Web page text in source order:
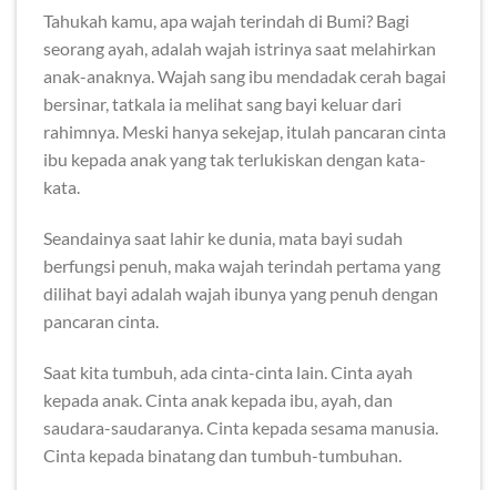
Tahukah kamu, apa wajah terindah di Bumi? Bagi
seorang ayah, adalah wajah istrinya saat melahirkan
anak-anaknya. Wajah sang ibu mendadak cerah bagai
bersinar, tatkala ia melihat sang bayi keluar dari
rahimnya. Meski hanya sekejap, itulah pancaran cinta
ibu kepada anak yang tak terlukiskan dengan kata-
kata.
Seandainya saat lahir ke dunia, mata bayi sudah
berfungsi penuh, maka wajah terindah pertama yang
dilihat bayi adalah wajah ibunya yang penuh dengan
pancaran cinta.
Saat kita tumbuh, ada cinta-cinta lain. Cinta ayah
kepada anak. Cinta anak kepada ibu, ayah, dan
saudara-saudaranya. Cinta kepada sesama manusia.
Cinta kepada binatang dan tumbuh-tumbuhan.